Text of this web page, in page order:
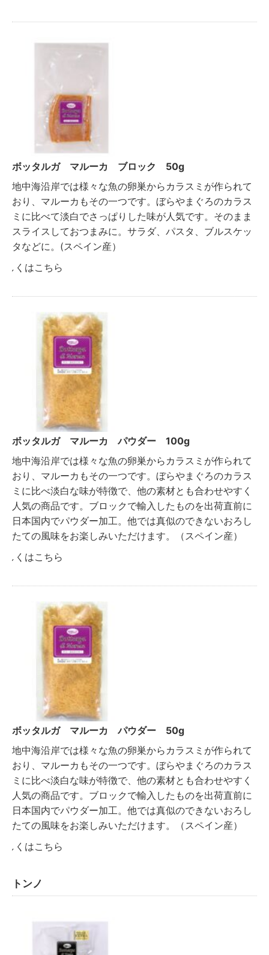
ボッタルガ マルーカ ブロック 50g
地中海沿岸では様々な魚の卵巣からカラスミが作られて
おり、マルーカもその一つです。ぼらやまぐろのカラス
ミに比べて淡白でさっぱりした味が人気です。そのまま
スライスしておつまみに。サラダ、パスタ、ブルスケッ
タなどに。(スペイン産）
しくはこちら
ボッタルガ マルーカ パウダー 100g
地中海沿岸では様々な魚の卵巣からカラスミが作られて
おり、マルーカもその一つです。ぼらやまぐろのカラス
ミに比べ淡白な味が特徴で、他の素材とも合わせやすく
人気の商品です。ブロックで輸入したものを出荷直前に
日本国内でパウダー加工。他では真似のできないおろし
たての風味をお楽しみいただけます。（スペイン産）
しくはこちら
ボッタルガ マルーカ パウダー 50g
地中海沿岸では様々な魚の卵巣からカラスミが作られて
おり、マルーカもその一つです。ぼらやまぐろのカラス
ミに比べ淡白な味が特徴で、他の素材とも合わせやすく
人気の商品です。ブロックで輸入したものを出荷直前に
日本国内でパウダー加工。他では真似のできないおろし
たての風味をお楽しみいただけます。（スペイン産）
しくはこちら
トンノ